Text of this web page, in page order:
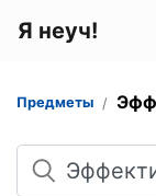
Я неуч!
Предметы
Поиск